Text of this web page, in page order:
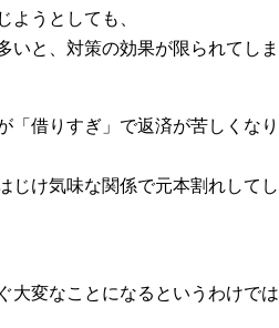
ようとしても、
いと、対策の効果が限られてしま
「借りすぎ」で返済が苦しくなり
じけ気味な関係で元本割れしてし
大変なことになるというわけでは